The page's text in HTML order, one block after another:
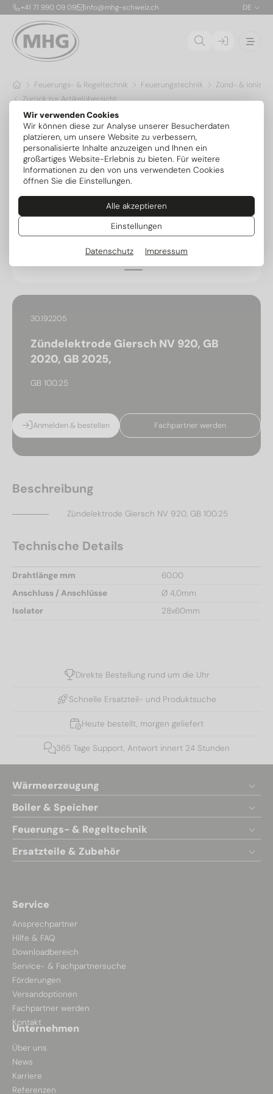
Wir verwenden Cookies
Wir können diese zur Analyse unserer Besucherdaten
platzieren, um unsere Website zu verbessern,
personalisierte Inhalte anzuzeigen und Ihnen ein
großartiges Website-Erlebnis zu bieten. Für weitere
Informationen zu den von uns verwendeten Cookies
öffnen Sie die Einstellungen.
Alle akzeptieren
Einstellungen
Datenschutz Impressum
+41 71 990 09 09 info@mhg-schweiz.ch DE
Feuerungs- & Regeltechnik Feuerungstechnik
Zünd- &
Zurück zur Artikelübersicht
30.192205
Zündelektrode Giersch NV 920, GB
2020, GB 2025,
GB 100.25
Anmelden & bestellen Fachpartner werden
Beschreibung
Zündelektrode Giersch NV 920, GB 100.25
Technische Details
Drahtlänge mm
60.00
Anschluss / Anschlüsse
Ø 4,0mm
Isolator
28x60mm
Direkte Bestellung rund um die Uhr
Schnelle Ersatzteil- und Produktsuche
Heute bestellt, morgen geliefert
365 Tage Support, Antwort innert 24 Stunden
Wärmeerzeugung
Boiler & Speicher
Feuerungs- & Regeltechnik
Ersatzteile & Zubehör
Service
Ansprechpartner
Hilfe & FAQ
Downloadbereich
Service- & Fachpartnersuche
Förderungen
Versandoptionen
Fachpartner werden
Kontakt
Unternehmen
Über uns
News
Karriere
Referenzen